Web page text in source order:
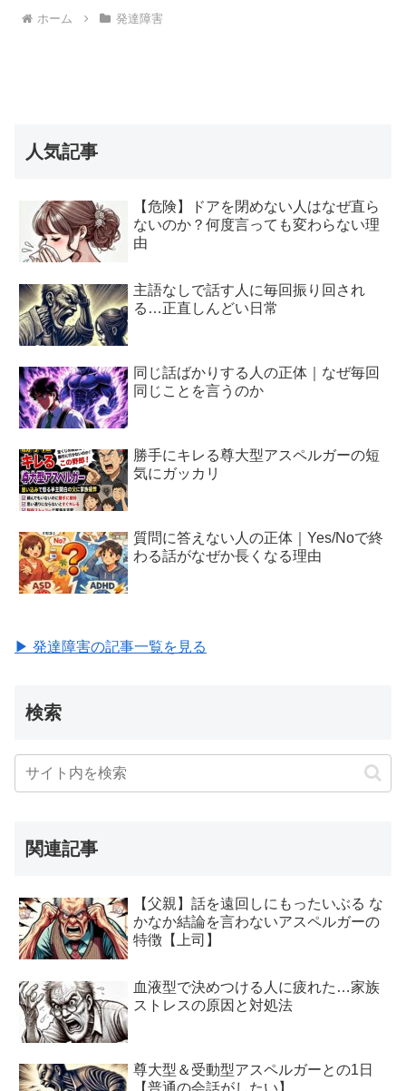
ホーム 発達障害
人気記事
【危険】ドアを閉めない人はなぜ直ら
ないのか？何度言っても変わらない理
由
主語なしで話す人に毎回振り回され
る…正直しんどい日常
同じ話ばかりする人の正体｜なぜ毎回
同じことを言うのか
勝手にキレる尊大型アスペルガーの短
気にガッカリ
質問に答えない人の正体｜Yes/Noで終
わる話がなぜか長くなる理由
▶ 発達障害の記事一覧を見る
検索
関連記事
【父親】話を遠回しにもったいぶる な
かなか結論を言わないアスペルガーの
特徴【上司】
血液型で決めつける人に疲れた…家族
ストレスの原因と対処法
尊大型＆受動型アスペルガーとの1日
【普通の会話がしたい】